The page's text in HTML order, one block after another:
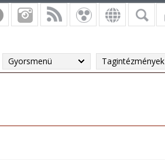
Gyorsmenü Tagintézmények